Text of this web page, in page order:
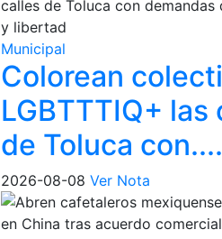
Municipal
Colorean
LGBTTTIQ+ las
de Toluca con....
2026-08-08 Ver Nota